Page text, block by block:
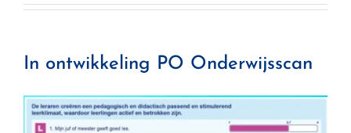
In ontwikkeling PO Onderwijsscan